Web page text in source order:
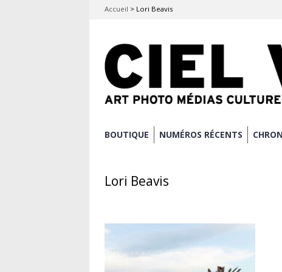
Accueil > Lori Beavis
Aller
principal
BOUTIQUE NUMÉROS RÉCENTS
Lori Beavis